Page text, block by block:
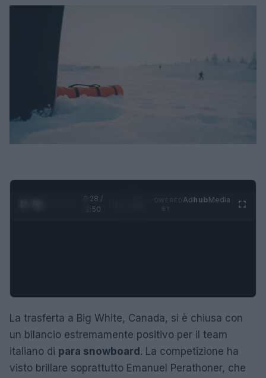
0:29 /
1:50
AdhubMedia
La trasferta a Big White, Canada, si è chiusa con
un bilancio estremamente positivo per il team
italiano di para snowboard . La competizione ha
visto brillare soprattutto Emanuel Perathoner, che